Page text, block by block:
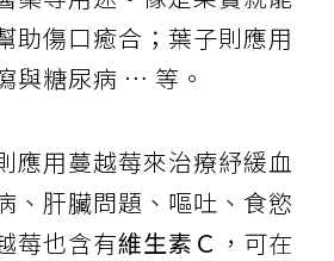
助傷口癒合；葉子則應用
與糖尿病 … 等。
應用蔓越莓來治療紓緩血
、肝臟問題、嘔吐、食慾
莓也含有維生素Ｃ ，可在